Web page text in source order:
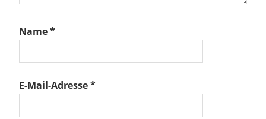
Name*
E-Mail-Adresse*